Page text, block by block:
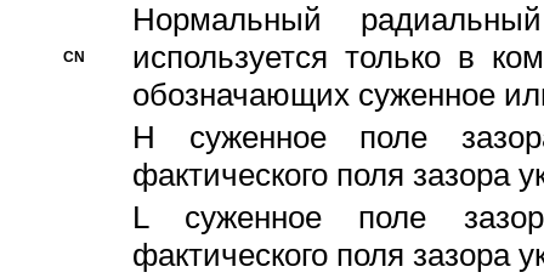
CN
Hормальный
используется только в
обозначающих суженное
H суженное поле
фактического поля зазора
L суженное поле
фактического поля зазора